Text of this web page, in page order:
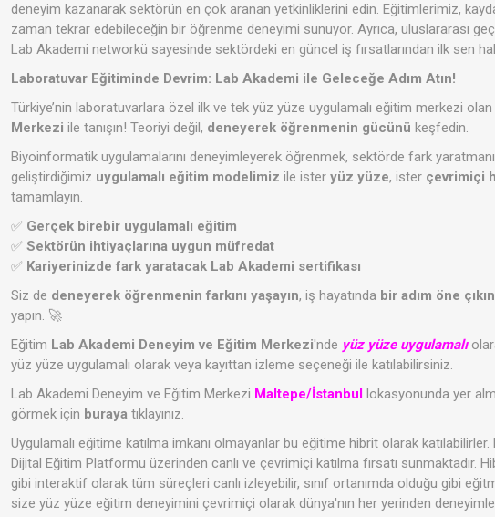
deneyim kazanarak sektörün en çok aranan yetkinliklerini edin. Eğitimlerimiz,
zaman tekrar edebileceğin bir öğrenme deneyimi sunuyor. Ayrıca, uluslararası
Lab Akademi networkü sayesinde sektördeki en güncel iş fırsatlarından ilk sen
Laboratuvar Eğitiminde Devrim: Lab Akademi ile Geleceğe Adım Atın!
Türkiye’nin laboratuvarlara özel ilk ve tek yüz yüze uygulamalı eğitim merkezi olan
Merkezi ile tanışın! Teoriyi değil, deneyerek öğrenmenin gücünü keşfedin.
Biyoinformatik uygulamalarını deneyimleyerek öğrenmek, sektörde fark
geliştirdiğimiz uygulamalı eğitim modelimiz ile isteryüz yüze, ister çevrimiçi
tamamlayın.
✅ Gerçek birebir uygulamalı eğitim
✅Sektörün ihtiyaçlarına uygun müfredat
✅ Kariyerinizde fark yaratacak Lab Akademi sertifikası
Siz de deneyerek öğrenmenin farkını yaşayın, iş hayatında bir adım öne çıkın
yapın. 🚀
Eğitim Lab Akademi Deneyim ve Eğitim Merkezi'nde yüz yüze uygulamalı
yüz yüze uygulamalı olarak veya kayıttan izleme seçeneği ile katılabilirsiniz.
Lab Akademi Deneyim ve Eğitim Merkezi Maltepe/İstanbul lokasyonunda yer
görmek için buraya tıklayınız.
Uygulamalı eğitime katılma imkanı olmayanlar bu eğitime hibrit olarak
Dijital Eğitim Platformu üzerinden canlı ve çevrimiçi katılma fırsatı sunmaktadır.
gibi interaktif olarak tüm süreçleri canlı izleyebilir, sınıf ortanımda olduğu gibi
size yüz yüze eğitim deneyimini çevrimiçi olarak dünya'nın her yerinden